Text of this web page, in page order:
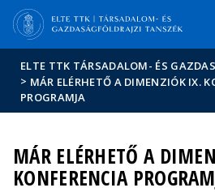
Hírek
ELTE a
ELTE TTK TÁRSADALOM- ÉS
> MÁR ELÉRHETŐ A DIMENZIÓK IX.
PROGRAMJA
MÁR ELÉRHETŐ A
KONFERENCIA